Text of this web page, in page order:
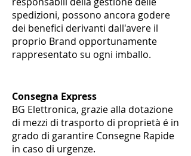
spedizioni, possono ancora godere
dei benefici derivanti dall'avere il
proprio Brand opportunamente
rappresentato su ogni imballo.
Consegna Express
BG Elettronica, grazie alla dotazione
di mezzi di trasporto di proprietà é in
grado di garantire Consegne Rapide
in caso di urgenze.